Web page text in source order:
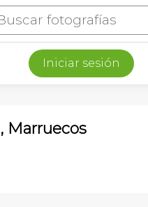
Iniciar sesión
Marruecos